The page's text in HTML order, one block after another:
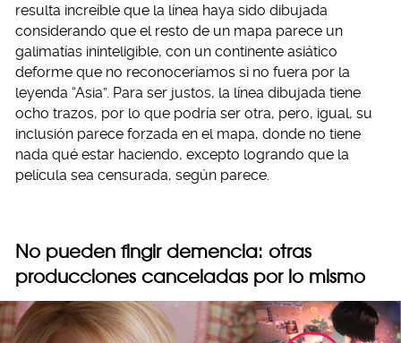
resulta increíble que la línea haya sido dibujada
considerando que el resto de un mapa parece un
galimatías ininteligible, con un continente asiático
deforme que no reconoceríamos si no fuera por la
leyenda “Asia”. Para ser justos, la línea dibujada tiene
ocho trazos, por lo que podría ser otra, pero, igual, su
inclusión parece forzada en el mapa, donde no tiene
nada qué estar haciendo, excepto logrando que la
película sea censurada, según parece.
No pueden fingir demencia: otras
producciones canceladas por lo mismo